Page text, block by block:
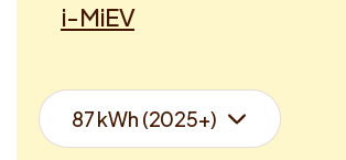
i-MiEV